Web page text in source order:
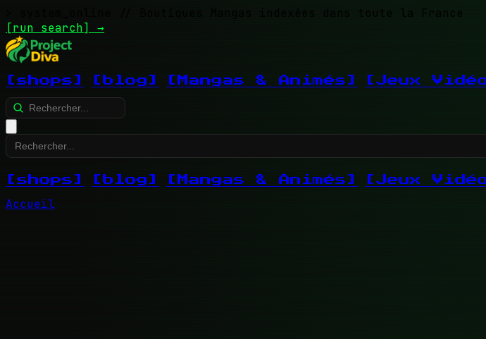
// Boutiques Mangas indexées dans toute la France
[run search] →
[shops] [blog] [Mangas & Animés] [Jeux
[shops] [blog] [Mangas & Animés] [Jeux
Accueil